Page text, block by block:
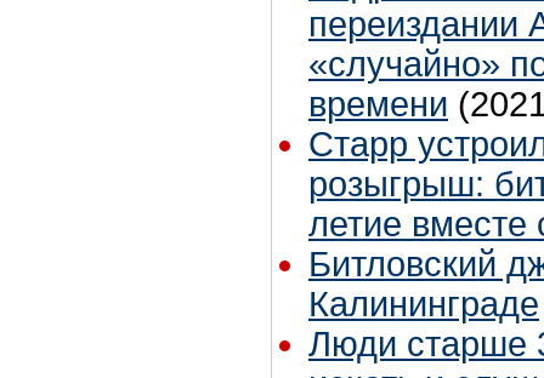
переиздании
«случайно»
времени
Старр
розыгрыш:
летие вместе
Битловский
Калининграде
Люди старше